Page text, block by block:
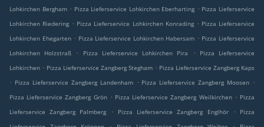
Lohkirchen Bergham . Pizza Lieferservice Lohkirchen Eberharting . Pizza Lieferservice
Lohkirchen Riedering . Pizza Lieferservice Lohkirchen Konrading . Pizza Lieferservice
Lohkirchen Ehegarten . Pizza Lieferservice Lohkirchen Habersam . Pizza Lieferservice
Lohkirchen Holzstraß
. Pizza Lieferservice Lohkirchen Pira .
Pizza Lieferservice
Lohkirchen . Pizza Lieferservice Zangberg Stegham . Pizza Lieferservice Zangberg Kaps
. Pizza Lieferservice Zangberg Landenham . Pizza Lieferservice Zangberg Moosen .
Pizza Lieferservice Zangberg Grön . Pizza Lieferservice Zangberg Weilkirchen . Pizza
Lieferservice Zangberg Palmberg
. Pizza Lieferservice Zangberg Englhör .
Pizza
. .